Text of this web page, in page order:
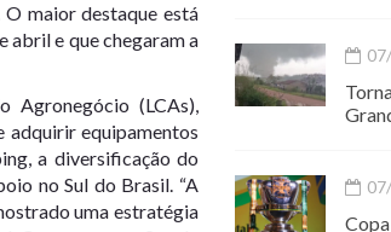
maior destaque está
abril e que chegaram a
Agronegócio (LCAs),
adquirir equipamentos
a diversificação do
no Sul do Brasil. “A
uma estratégia